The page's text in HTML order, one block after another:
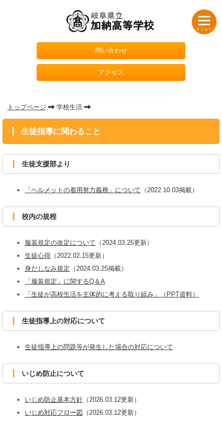
問い合わせ
アクセス
トップページ 学校生活
生徒指導に関わること
生徒支援部より
「ヘルメットの着用努力義務」について （2022.10.03掲載）
校内の規程
服装規定の改定について （2024.03.25更新）
生徒心得 （2022.02.15更新）
身だしなみ規定 （2024.03.25掲載）
「服装規定」に関するQ＆A
「生徒が高校生活を主体的に考える取り組み」（PPT資料）
生徒指導上の対応について
生徒指導上の問題等が発生した場合の対応について
いじめ防止について
いじめ防止基本方針 （2026.03.12更新）
いじめ対応フロー図
（2026.03.12更新）